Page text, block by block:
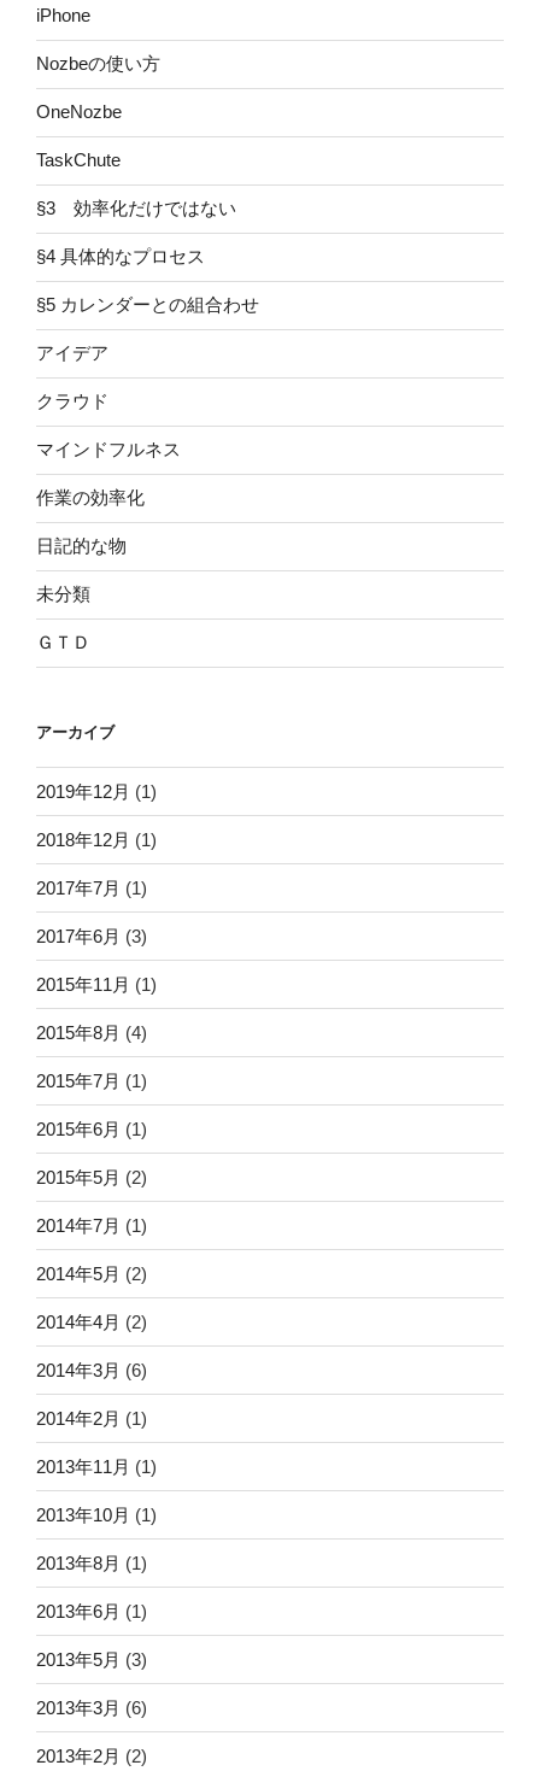
iPhone
Nozbeの使い方
OneNozbe
TaskChute
§3 効率化だけではない
§4 具体的なプロセス
§5 カレンダーとの組合わせ
アイデア
クラウド
マインドフルネス
作業の効率化
日記的な物
未分類
ＧＴＤ
アーカイブ
2019年12月 (1)
2018年12月 (1)
2017年7月 (1)
2017年6月 (3)
2015年11月 (1)
2015年8月 (4)
2015年7月 (1)
2015年6月 (1)
2015年5月 (2)
2014年7月 (1)
2014年5月 (2)
2014年4月 (2)
2014年3月 (6)
2014年2月 (1)
2013年11月 (1)
2013年10月 (1)
2013年8月 (1)
2013年6月 (1)
2013年5月 (3)
2013年3月 (6)
2013年2月 (2)